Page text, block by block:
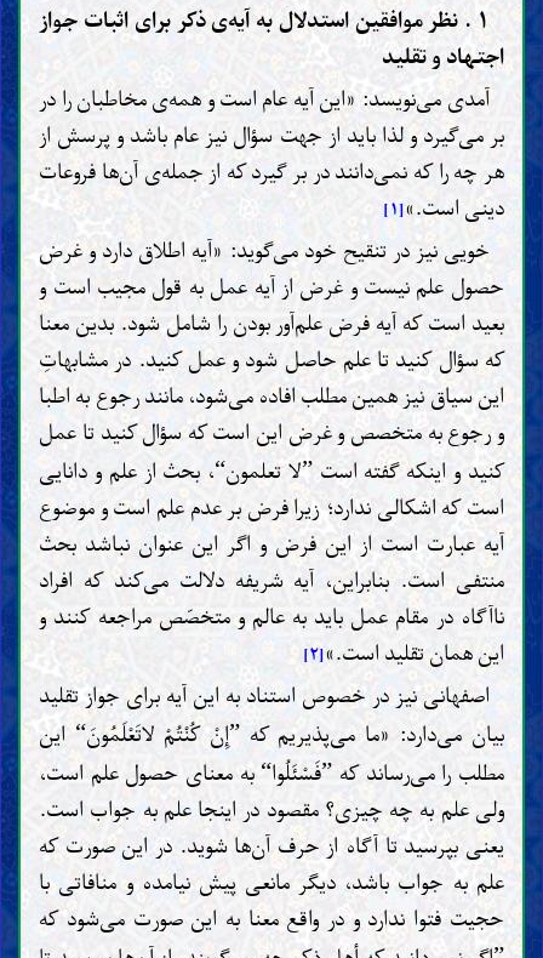
۱ . نظر موافقین استدلال به آیه‌ی ذکر برای اثبات جواز
اجتهاد و تقلید
آمدى مى‌نویسد: «این آیه عام است و همه‌ی مخاطبان را در
بر مى‌گیرد و لذا باید از جهت سؤال نیز عام باشد و پرسش از
هر چه را که نمى‌دانند در بر گیرد که از جمله‌ی آن‌ها فروعات
دینى است.»[۱]
خویی نیز در تنقیح خود می‌گوید: «آیه اطلاق دارد و غرض
حصول علم نیست و غرض از آیه عمل به قول مجیب است و
بعید است که آیه فرض علم‌آور بودن را شامل شود. بدین معنا
که سؤال کنید تا علم حاصل شود و عمل کنید. در مشابهاتِ
این سیاق نیز همین مطلب افاده می‌شود، مانند رجوع به اطبا
و رجوع به متخصص و غرض این است که سؤال کنید تا عمل
کنید و اینکه گفته است”لا تعلمون“، بحث از علم و دانایی
است که اشکالی ندارد؛ زیرا فرض بر عدم علم است و موضوع
آیه عبارت است از این فرض و اگر این عنوان نباشد بحث
منتفی است. بنابراین، آیه شریفه دلالت مى‌کند که افراد
ناآگاه در مقام عمل باید به عالم و متخصّص مراجعه کنند و
این همان تقلید است.»[۲]
اصفهانی نیز در خصوص استناد به این آیه برای جواز تقلید
بیان می‌دارد: «ما می‌پذیریم که”إِنْ کُنْتُمْ لاتَعْلَمُونَ“ این
مطلب را می‌رساند که ”فَسْئَلُوا“ به معنای حصول علم است،
ولی علم به چه چیزی؟ مقصود در اینجا علم به جواب است.
یعنی بپرسید تا آگاه از حرف آن‌ها شوید. در این صورت که
علم به جواب باشد، دیگر مانعی پیش نیامده و منافاتی با
حجیت فتوا ندارد و در واقع معنا به این صورت می‌شود که